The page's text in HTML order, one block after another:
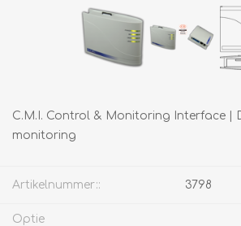
C.M.I. Control & Monitoring Interface |
monitoring
Artikelnummer:: 3798
Optie